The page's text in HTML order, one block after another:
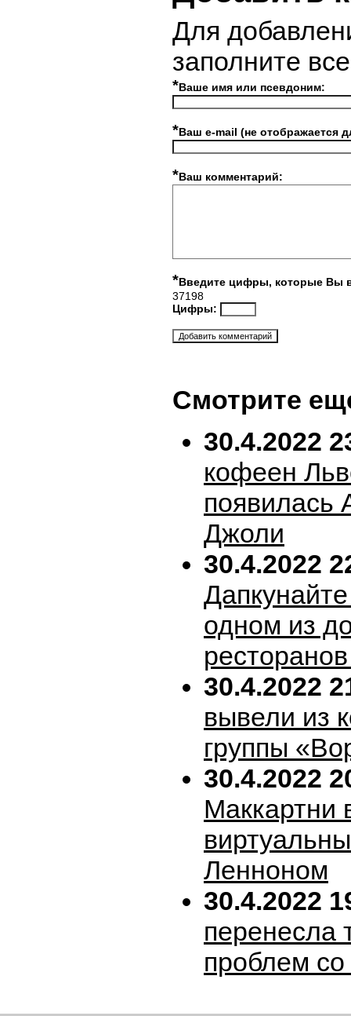
Для
заполните
*Ваше имя или псевдоним:
*Ваш e-mail (не отображается
*Ваш комментарий:
*Введите цифры, которые Вы
37198
Цифры:
Смотрите
30.4.2022
кофеен
появилась
Джоли
30.4.2022
одном из
30.4.2022
вывели из
группы
30.4.2022
Маккартни
Ленноном
30.4.2022
перенесла
проблем